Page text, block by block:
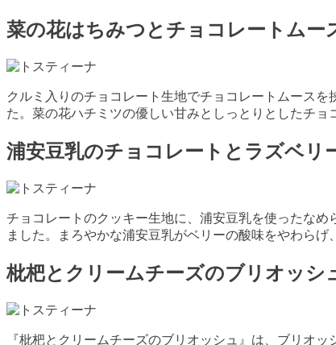
菜の花はちみつとチョコレートム
クルミ入りのチョコレート生地でチョコレートムース
た。菜の花ハチミツの優しい甘みとしっとりとしたチョ
浦安豆乳のチョコレートとラズベ
チョコレートのクッキー生地に、浦安豆乳を使ったな
ました。まろやかな浦安豆乳がベリーの酸味をやわらげ
枇杷とクリームチーズのブリオッ
『枇杷とクリームチーズのブリオッシュ』は、ブリオ